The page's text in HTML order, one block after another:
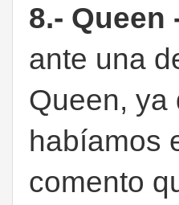
8.-
ante una
Queen, ya
habíamos
comento